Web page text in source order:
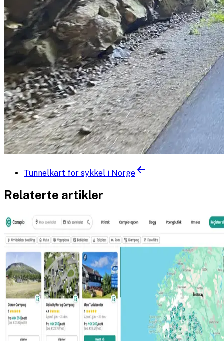
Tunnelkart for sykkel i Norge
Relaterte artikler